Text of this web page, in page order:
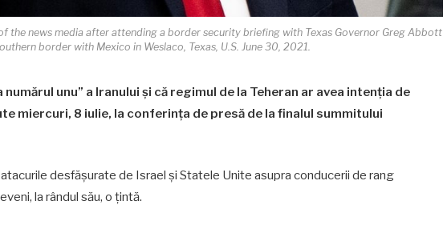
the news media after attending a border security briefing with Texas Governor Greg Abbott
border with Mexico in Weslaco, Texas, U.S. June 30, 2021.
unu” a Iranului și că regimul de la Teheran ar avea intenția de
miercuri, 8 iulie, la conferința de presă de la finalul summitului
desfășurate de Israel și Statele Unite asupra conducerii de rang
la rândul său, o țintă.